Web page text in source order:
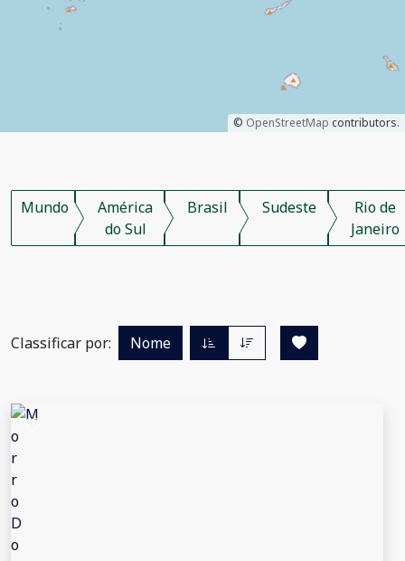
© OpenStreetMap contributors.
Mundo
América
do Sul
Brasil Sudeste
Rio de
Janeiro
Classificar por: Nome